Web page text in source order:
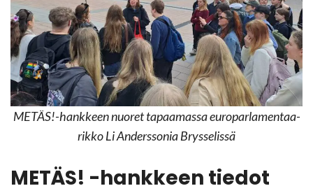
METÄS!-​hankkeen nuo­ret ta­paa­mas­sa eu­ro­par­la­men­taa­
rik­ko Li An­ders­so­nia Brys­se­lis­sä
METÄS! -​hankkeen tie­dot